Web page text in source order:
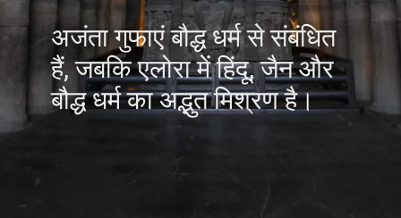
अजंता गुफाएं बौद्ध धर्म से संबंधित
हैं, जबकि एलोरा में हिंदू, जैन और
बौद्ध धर्म का अद्भुत मिश्रण है।